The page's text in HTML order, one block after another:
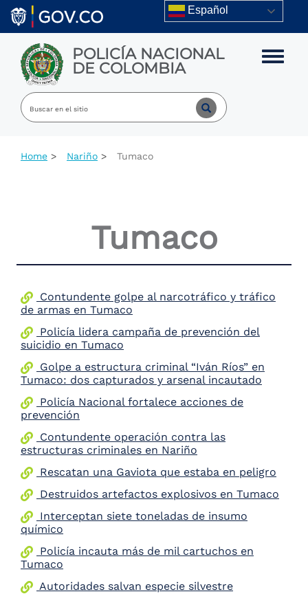
Skip to main content Español
POLICÍA NACIONAL
DE COLOMBIA Toggle
Home Nariño Tumaco
Tumaco
Contundente golpe al narcotráfico y tráfico
de armas en Tumaco
Policía lidera campaña de prevención del
suicidio en Tumaco
Golpe a estructura criminal “Iván Ríos” en
Tumaco: dos capturados y arsenal incautado
Policía Nacional fortalece acciones de
prevención
Contundente operación contra las
estructuras criminales en Nariño
Rescatan una Gaviota que estaba en peligro
Destruidos artefactos explosivos en Tumaco
Interceptan siete toneladas de insumo
químico
Policía incauta más de mil cartuchos en
Tumaco
Autoridades salvan especie silvestre